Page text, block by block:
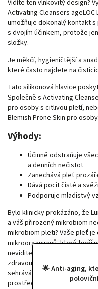
🌟 Anti-aging,
Vidíte ten vlnkovitý design?
Activating Cleansers
umožňuje dokonalý kontakt
s dvojím účinkem, protože
složky.
Je měkčí, hygieničtější a
které často najdete na
Tato silikonová hlavice
Společně s Activating
pro osoby s citlivou pletí,
Blemish Prone Skin pro
Výhody:
Účinně odstraňuje
a denních nečistot
Zanechává pleť
Dává pocit čisté a
Podporuje mladistvý
Bylo klinicky prokázáno, že
a váš přirozený mikrobiom
mikrobiom pleti? Vaše pleť
mikroorganismů, které tvoří
neviditelný ekosystém, který
zdravou a svěží. Tento
sehrává důležitou úlohu v
prostředím.